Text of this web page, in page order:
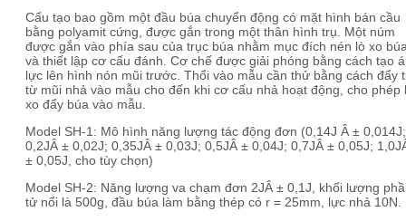
Cấu tạo bao gồm một đầu búa chuyển động có mặt hình bán cầu
bằng polyamit cứng, được gắn trong một thân hình trụ. Một núm
được gắn vào phía sau của trục búa nhằm mục đích nén lò xo
và thiết lập cơ cấu đánh. Cơ chế được giải phóng bằng cách tạo
lực lên hình nón mũi trước. Thổi vào mẫu cần thử bằng cách đẩy
từ mũi nhả vào mẫu cho đến khi cơ cấu nhả hoạt động, cho phép
xo đẩy búa vào mẫu.
Model SH-1: Mô hình năng lượng tác động đơn (0,14J Â ± 0,014J;
0,2JÂ ± 0,02J; 0,35JÂ ± 0,03J; 0,5JÂ ± 0,04J; 0,7JÂ ± 0,05J;
± 0,05J, cho tùy chọn)
Model SH-2: Năng lượng va chạm đơn 2JÂ ± 0,1J, khối lượng
tử nổi là 500g, đầu búa làm bằng thép có r = 25mm, lực nhả 10N.